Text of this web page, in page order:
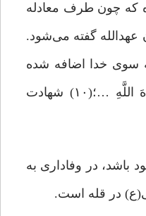
که چون طرف معادله
گفته می‌شود.
سوی خدا اضافه شده
است. «… وَلَا نَکْتُمُ شَهَادَهَ اللَّهِ …؛(۱۰) شهادت
باشد، در وفاداری به
در قله است.